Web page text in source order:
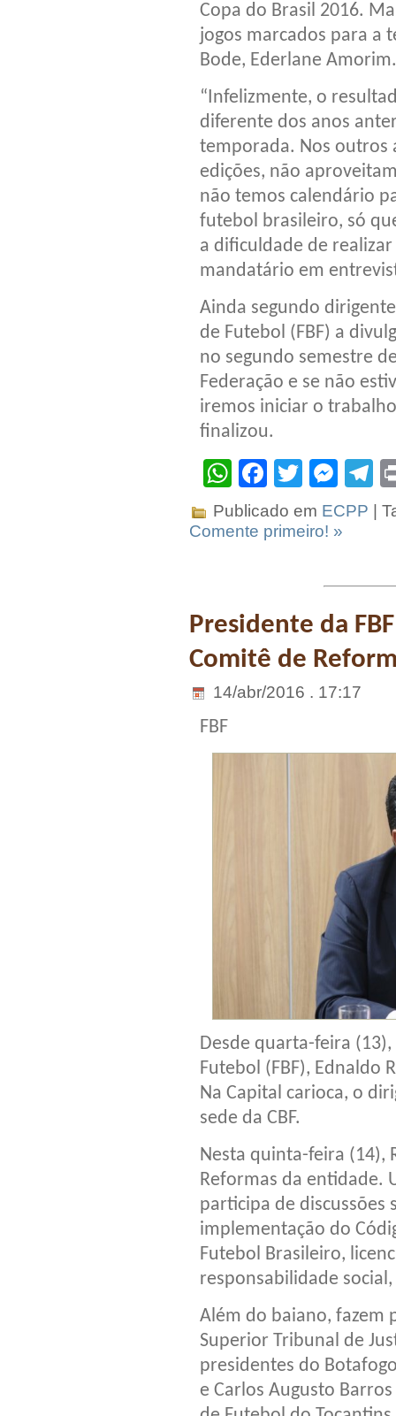
Copa do Brasil 2016.
jogos marcados para a
Bode, Ederlane Amorim.
“Infelizmente, o
diferente dos anos
temporada. Nos outros
edições, não
não temos calendário
futebol brasileiro, só
a dificuldade de
mandatário em
Ainda segundo
de Futebol (FBF) a
no segundo semestre
Federação e se não
iremos iniciar o
finalizou.
WhatsApp
Facebook
Twitter
Publicado em ECPP |
Comente primeiro! »
Presidente da
Comitê de
14/abr/2016 . 17:17
FBF
Desde quarta-feira
Futebol (FBF), Ednaldo
Na Capital carioca, o
sede da CBF.
Nesta quinta-feira (14),
Reformas da entidade.
participa de discussões
implementação do
Futebol Brasileiro,
responsabilidade
Além do baiano, fazem
Superior Tribunal de
presidentes do
e Carlos Augusto